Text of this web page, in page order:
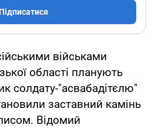
Підписатися
військами
області планують
солдату-"асвабадітєлю"
заставний камінь
Відомий